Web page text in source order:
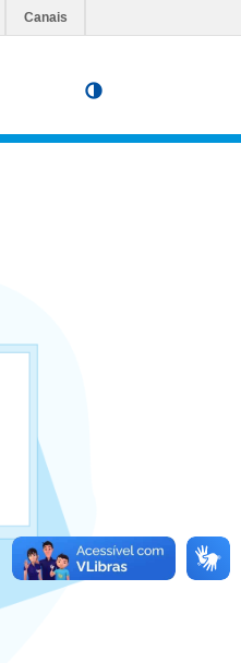
Canais
Ir para o conteúdo